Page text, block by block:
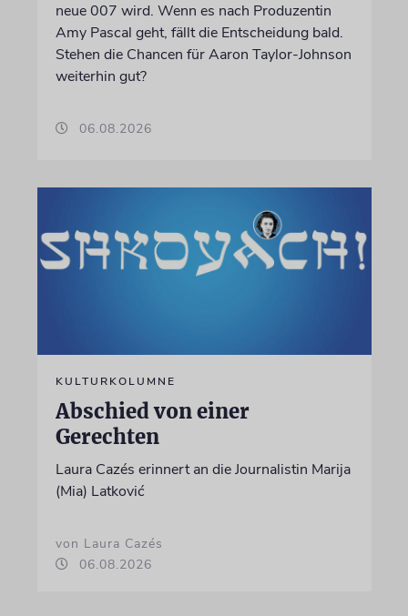
neue 007 wird. Wenn es nach Produzentin
Amy Pascal geht, fällt die Entscheidung bald.
Stehen die Chancen für Aaron Taylor-Johnson
weiterhin gut?
06.08.2026
KULTURKOLUMNE
Abschied von einer
Gerechten
Laura Cazés erinnert an die Journalistin Marija
(Mia) Latković
von Laura Cazés
06.08.2026